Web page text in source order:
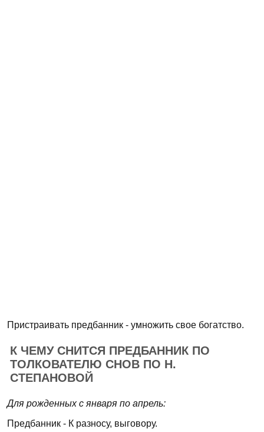
Пристраивать предбанник - умножить свое богатство.
К ЧЕМУ СНИТСЯ ПРЕДБАННИК ПО
ТОЛКОВАТЕЛЮ СНОВ ПО Н.
СТЕПАНОВОЙ
Для рожденных с января по апрель:
Предбанник - К разносу, выговору.